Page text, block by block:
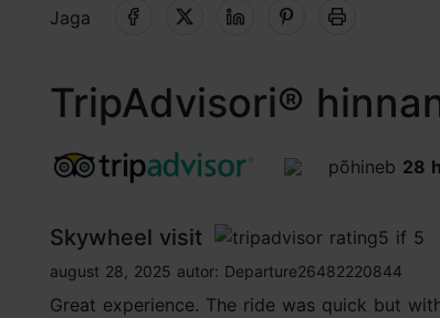
Jaga
TripAdvisori®
tripadvisor rating 4.0 of 5
põhineb 28
Skywheel visit
tripadvisor rating 5 of 5
august 28, 2025 autor: Departure26482220844
Great experience. The ride was quick but